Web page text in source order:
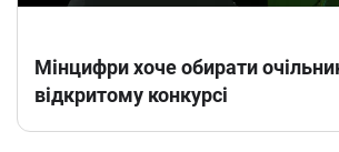
Мінцифри хоче обирати
відкритому конкурсі